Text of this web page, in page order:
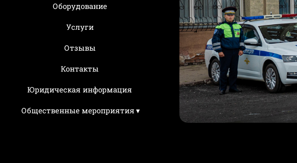
Оборудование
Услуги
Отзывы
Контакты
Юридическая информация
Общественные мероприятия